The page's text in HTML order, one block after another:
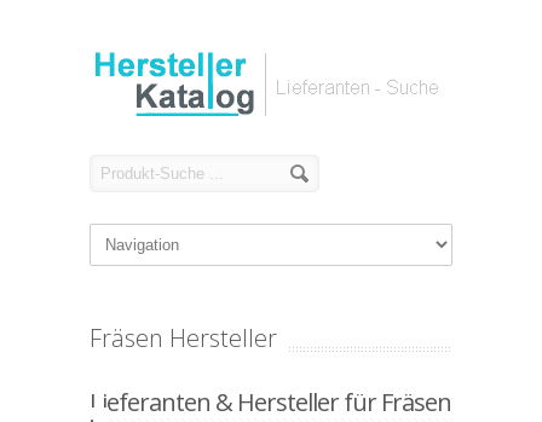
Fräsen Hersteller
Lieferanten & Hersteller für Fräsen